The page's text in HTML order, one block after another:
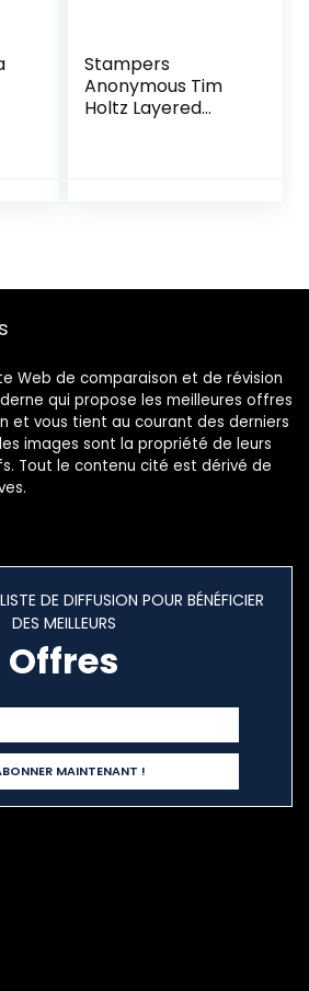
Stampers
Anonymous Tim
Holtz Layered
Web de comparaison et de révision
qui propose les meilleures offres
et vous tient au courant des derniers
images sont la propriété de leurs
Tout le contenu cité est dérivé de
DE DIFFUSION POUR BÉNÉFICIER
DES MEILLEURS
Offres